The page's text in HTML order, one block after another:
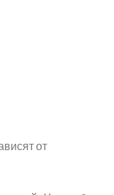
от